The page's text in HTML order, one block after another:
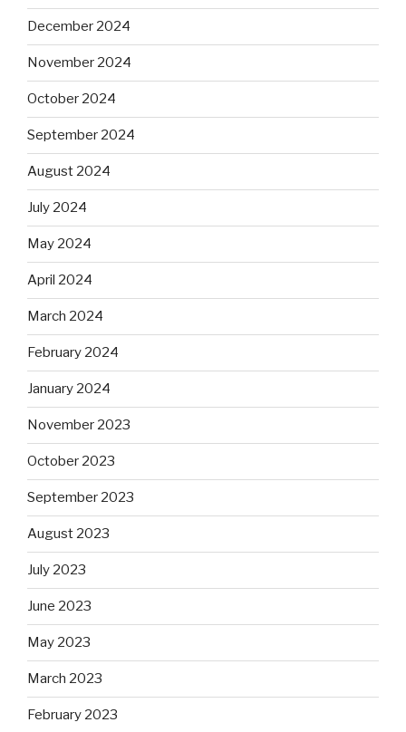
December 2024
November 2024
October 2024
September 2024
August 2024
July 2024
May 2024
April 2024
March 2024
February 2024
January 2024
November 2023
October 2023
September 2023
August 2023
July 2023
June 2023
May 2023
March 2023
February 2023